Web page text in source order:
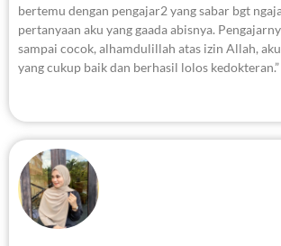
bertemu dengan pengajar2 yang sabar bgt
pertanyaan aku yang gaada abisnya.
sampai cocok, alhamdulillah atas izin Allah,
yang cukup baik dan berhasil lolos kedokteran.”